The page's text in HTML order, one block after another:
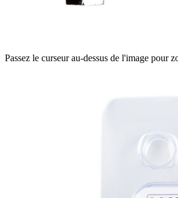
Passez le curseur au-dessus de l'image pour